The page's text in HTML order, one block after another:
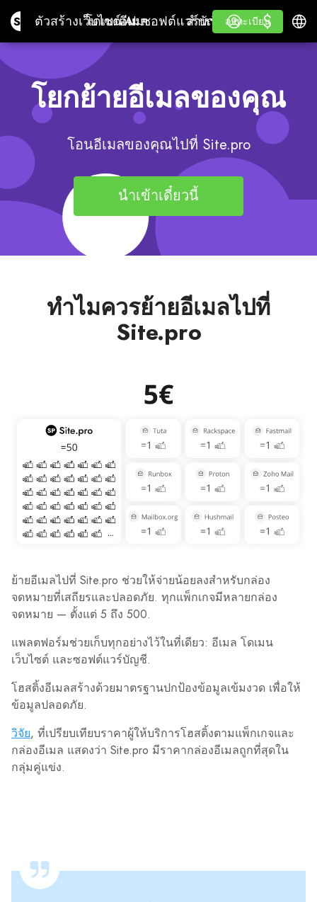
Site.proตัวสร้างเว็บไซต์ AI
ตัวสร้างเว็บไซต์ AI
โดเมนเนม
โดเมนเนม
อีเมล
อีเมลซอฟต์แวร์บัญชี
ซอฟต์แวร์บัญชีสำหรับผู้ขายต่อป้ายขาว
สำหรับผู้ขายต่อ
ป้ายขาว
เรียนรู้
เรียนรู้
ลงทะเบียน
ลงทะเบียน
เข้าสู่ระบบ
$
$ ภาษ
โยกย้ายอีเมลของคุณ
โอนอีเมลของคุณไปที่ Site.pro
นำเข้าเดี๋ยวนี้
ทำไมควรย้ายอีเมลไปที่
Site.pro
ย้ายอีเมลไปที่ Site.pro ช่วยให้จ่ายน้อยลงสำหรับกล่อง
จดหมายที่เสถียรและปลอดภัย. ทุกแพ็กเกจมีหลายกล่อง
จดหมาย — ตั้งแต่ 5 ถึง 500.
แพลตฟอร์มช่วยเก็บทุกอย่างไว้ในที่เดียว: อีเมล โดเมน
เว็บไซต์ และซอฟต์แวร์บัญชี.
โฮสติ้งอีเมลสร้างด้วยมาตรฐานปกป้องข้อมูลเข้มงวด เพื่อให้
ข้อมูลปลอดภัย.
วิจัย, ที่เปรียบเทียบราคาผู้ให้บริการโฮสติ้งตามแพ็กเกจและ
กล่องอีเมล แสดงว่า Site.pro มีราคากล่องอีเมลถูกที่สุดใน
กลุ่มคู่แข่ง.